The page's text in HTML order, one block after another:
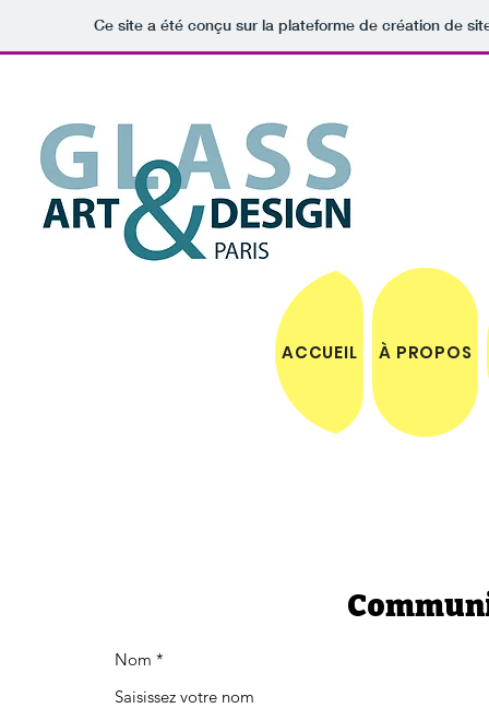
Ce site a été conçu sur la plateforme de création de
ACCUEIL À PROPOS
Nom